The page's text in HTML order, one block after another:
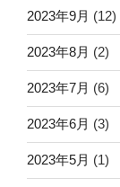
2023年9月 (12)
2023年8月 (2)
2023年7月 (6)
2023年6月 (3)
2023年5月 (1)